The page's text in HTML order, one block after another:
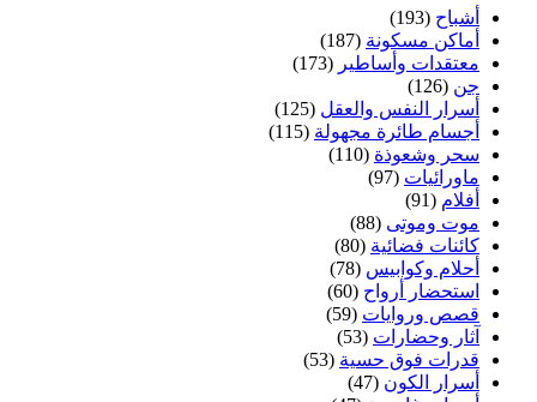
أشباح (193)
أماكن مسكونة (187)
معتقدات وأساطير (173)
جن (126)
أسرار النفس والعقل (125)
أجسام طائرة مجهولة (115)
سحر وشعوذة (110)
ماورائيات (97)
أفلام (91)
موت وموتى (88)
كائنات فضائية (80)
أحلام وكوابيس (78)
استحضار أرواح (60)
قصص وروايات (59)
آثار وحضارات (53)
قدرات فوق حسية (53)
أسرار الكون (47)